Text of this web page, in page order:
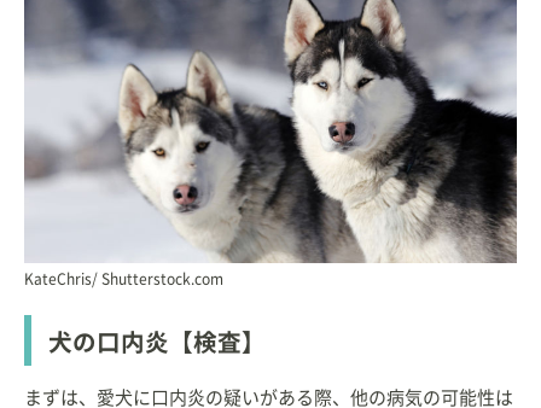
KateChris/ Shutterstock.com
犬の口内炎【検査】
まずは、愛犬に口内炎の疑いがある際、他の病気の可能性は